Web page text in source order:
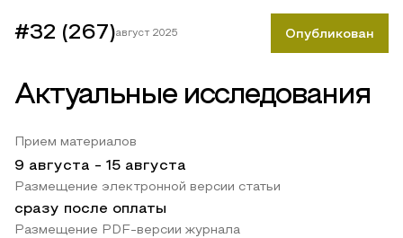
#32 (267)август 2025 Опубликован
Актуальные исследования
Прием материалов
9 августа - 15 августа
Размещение электронной версии статьи
сразу после оплаты
Размещение PDF-версии журнала